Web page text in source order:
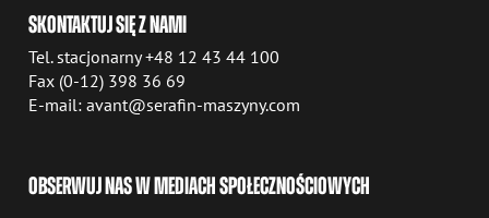
SKONTAKTUJ SIĘ Z NAMI
Tel. stacjonarny +48 12 43 44 100
Fax (0-12) 398 36 69
E-mail: avant@serafin-maszyny.com
OBSERWUJ NAS W MEDIACH SPOŁECZNOŚCIOWYCH